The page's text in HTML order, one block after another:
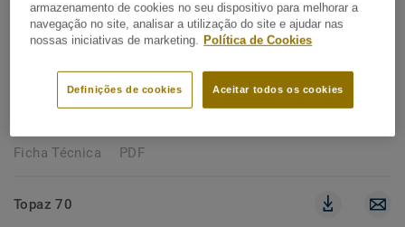
FICHA TÉCNICA
Ficha Técnica
PDF
Topaz 70
armazenamento de cookies no seu dispositivo para melhorar a
navegação no site, analisar a utilização do site e ajudar nas
nossas iniciativas de marketing.
Política de Cookies
Aceitar todos os cookies
Definições de cookies